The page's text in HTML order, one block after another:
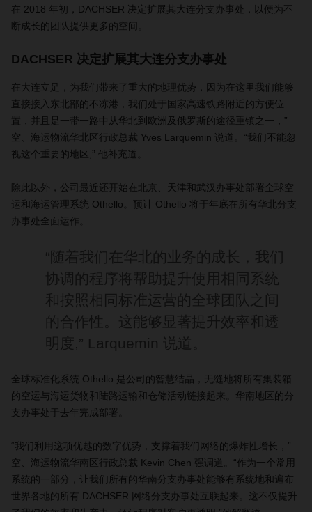
在 2018 年初，DACHSER 决定扩展其大连分支办事处，以便为不
断成长的团队提供更多的空间。
DACHSER 决定扩展其大连分支办事处
在大连立足，为我们带来了重大的地理优势，因为在这里我们能够
直接接入东北部的不冻港，我们处于国家高速铁路附近的方便位
置，并且是一带一路中从华北到欧洲及俄罗斯的途径重镇之一，”
空、海运物流华北区行政总裁 Yves Larquemin 说道。“我们不能忽
视这个重要的地区,” 他补充道。
除此以外，公司最近还开始在北京、天津和武汉办事处部署全球空
运和海运管理系统 Othello。预计 Othello 将于年底在所有华北分支
办事处全面运作。
“随着我们在华北的业务的成长，我们
协调的程序将帮助提升使用相同系统
和按照相同标准运营的全球团队之间
的合作性。这能够显著提升效率和透
明度,” Larquemin 说道。
全球标准化系统 Othello 是公司的智慧结晶，无缝地将所有集装箱
的空运与海运货物和陆路运输和仓储活动链接起来。华南地区的分
支办事处于去年完成部署。
“我们利用这项优越的数字优势，支撑着我们网络的爆炸性增长，”
空、海运物流华南区行政总裁 Kevin Chen 强调道。“作为一个常用
系统的一部分，让我们所有的华南分支办事处能够有系统地和遍布
世界各地的所有 DACHSER 网络分支办事处互联起来。这不仅提升